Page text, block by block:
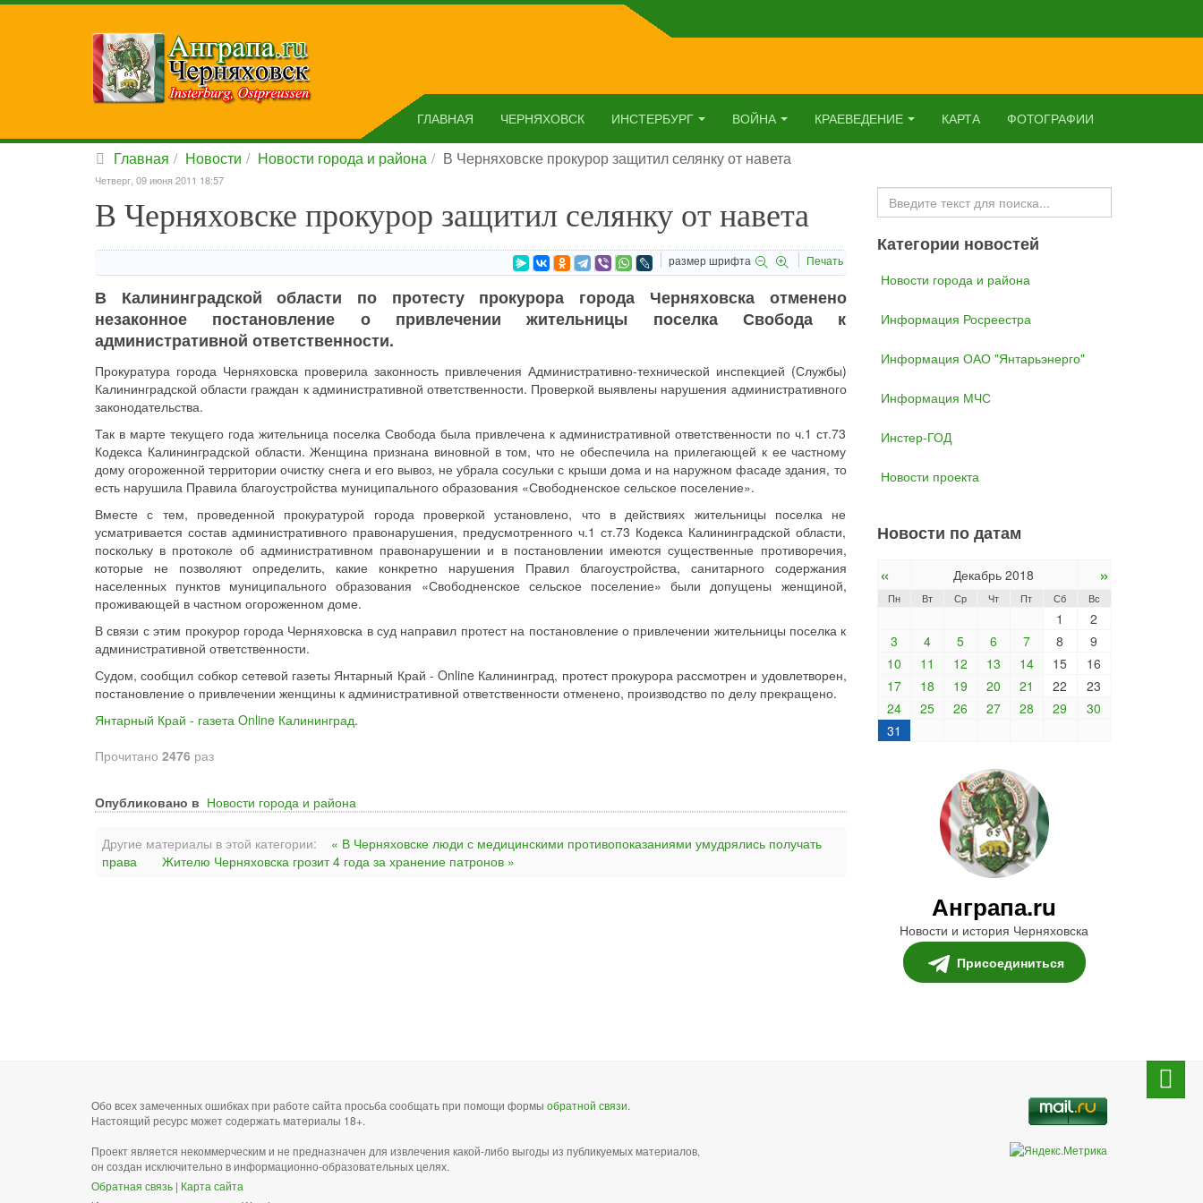
ГЛАВНАЯ ЧЕРНЯХОВСК ИНСТЕРБУРГ ВОЙНА КРАЕВЕДЕНИЕ КАРТА ФОТОГРАФИИ
Главная Новости Новости города и района В Черняховске прокурор защитил селянку от навета
Четверг, 09 июня 2011 18:57
В Черняховске прокурор защитил селянку от навета
размер шрифта Печать
В Калининградской области по протесту прокурора города Черняховска отменено
незаконное постановление о привлечении жительницы поселка Свобода к
административной ответственности.
Прокуратура города Черняховска проверила законность привлечения Административно-технической инспекцией (Службы)
Калининградской области граждан к административной ответственности. Проверкой выявлены нарушения административного
законодательства.
Так в марте текущего года жительница поселка Свобода была привлечена к административной ответственности по ч.1 ст.73
Кодекса Калининградской области. Женщина признана виновной в том, что не обеспечила на прилегающей к ее частному
дому огороженной территории очистку снега и его вывоз, не убрала сосульки с крыши дома и на наружном фасаде здания, то
есть нарушила Правила благоустройства муниципального образования «Свободненское сельское поселение».
Вместе с тем, проведенной прокуратурой города проверкой установлено, что в действиях жительницы поселка не
усматривается состав административного правонарушения, предусмотренного ч.1 ст.73 Кодекса Калининградской области,
поскольку в протоколе об административном правонарушении и в постановлении имеются существенные противоречия,
которые не позволяют определить, какие конкретно нарушения Правил благоустройства, санитарного содержания
населенных пунктов муниципального образования «Свободненское сельское поселение» были допущены женщиной,
проживающей в частном огороженном доме.
В связи с этим прокурор города Черняховска в суд направил протест на постановление о привлечении жительницы поселка к
административной ответственности.
Судом, сообщил собкор сетевой газеты Янтарный Край - Online Калининград, протест прокурора рассмотрен и удовлетворен,
постановление о привлечении женщины к административной ответственности отменено, производство по делу прекращено.
Янтарный Край - газета Online Калининград.
Прочитано 2476 раз
Опубликовано в Новости города и района
Другие материалы в этой категории:
« В Черняховске люди с медицинскими противопоказаниями умудрялись получать
права
Жителю Черняховска грозит 4 года за хранение патронов »
Искать...
Категории новостей
Новости города и района
Информация Росреестра
Информация ОАО "Янтарьэнерго"
Информация МЧС
Инстер-ГОД
Новости проекта
Новости по датам
« Декабрь 2018 »
Пн Вт Ср Чт Пт Сб Вс
1
2
3
4 5 6 7 8
9
10
11 12 13 14 15
16
17
18 19 20 21 22
23
24
25 26 27 28 29
30
31
Анграпа.ru
Новости и история Черняховска
Присоединиться
Обо всех замеченных ошибках при работе сайта просьба сообщать при помощи формы обратной связи.
Настоящий ресурс может содержать материалы 18+.
Проект является некоммерческим и не предназначен для извлечения какой-либо выгоды из публикуемых материалов,
он создан исключительно в информационно-образовательных целях.
Обратная связь | Карта сайта